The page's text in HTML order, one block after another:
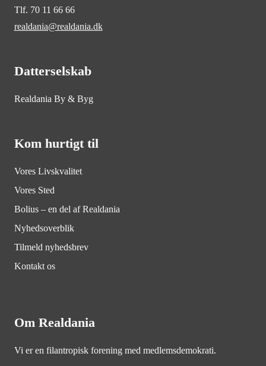
Tlf. 70 11 66 66
realdania@realdania.dk
Datterselskab
Realdania By & Byg
Kom hurtigt til
Vores Livskvalitet
Vores Sted
Bolius – en del af Realdania
Nyhedsoverblik
Tilmeld nyhedsbrev
Kontakt os
Om Realdania
Vi er en filantropisk forening med medlemsdemokrati.